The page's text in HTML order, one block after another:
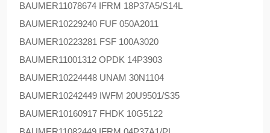
BAUMER11078674 IFRM 18P37A5/S14L
BAUMER10229240 FUF 050A2011
BAUMER10223281 FSF 100A3020
BAUMER11001312 OPDK 14P3903
BAUMER10224448 UNAM 30N1104
BAUMER10242449 IWFM 20U9501/S35
BAUMER10160917 FHDK 10G5122